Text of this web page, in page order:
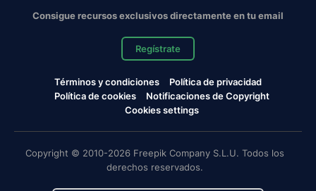
Consigue recursos exclusivos directamente en tu email
Regístrate
Términos y condiciones
Política de privacidad
Política de cookies
Notificaciones de Copyright
Cookies settings
Copyright © 2010-2026 Freepik Company S.L.U. Todos los
derechos reservados.